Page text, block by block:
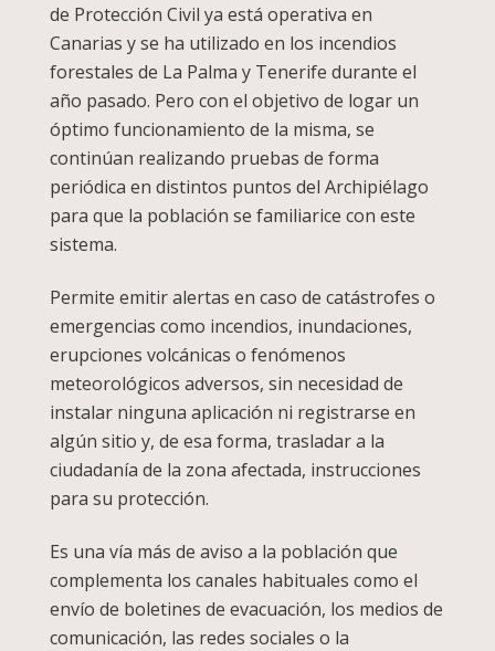
de Protección Civil ya está operativa en
Canarias y se ha utilizado en los incendios
forestales de La Palma y Tenerife durante el
año pasado. Pero con el objetivo de logar un
óptimo funcionamiento de la misma, se
continúan realizando pruebas de forma
periódica en distintos puntos del Archipiélago
para que la población se familiarice con este
sistema.
Permite emitir alertas en caso de catástrofes o
emergencias como incendios, inundaciones,
erupciones volcánicas o fenómenos
meteorológicos adversos, sin necesidad de
instalar ninguna aplicación ni registrarse en
algún sitio y, de esa forma, trasladar a la
ciudadanía de la zona afectada, instrucciones
para su protección.
Es una vía más de aviso a la población que
complementa los canales habituales como el
envío de boletines de evacuación, los medios de
comunicación, las redes sociales o la